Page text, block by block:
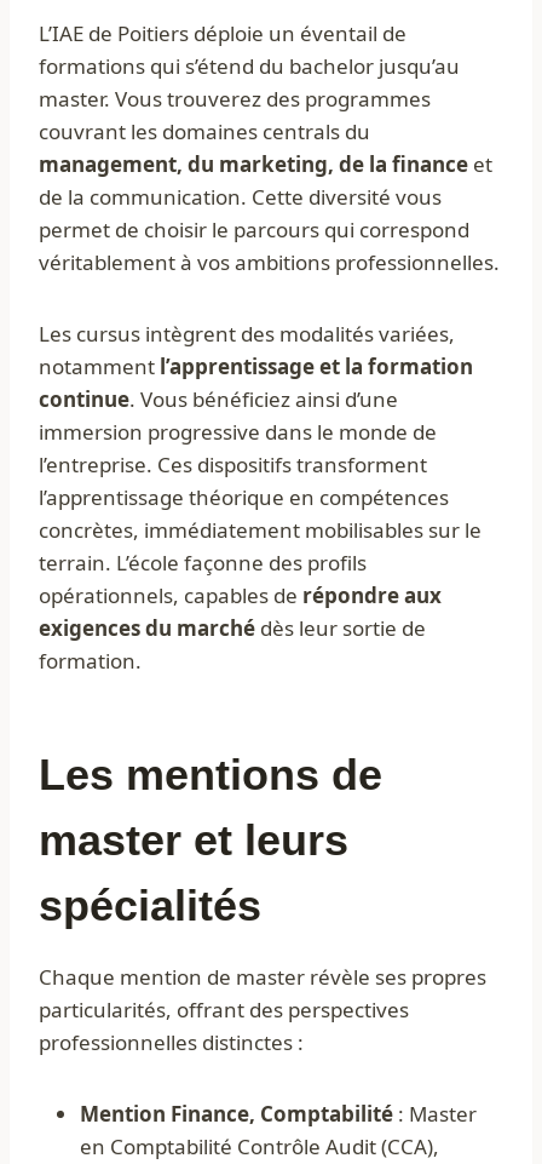
L’IAE de Poitiers déploie un éventail de
formations qui s’étend du bachelor jusqu’au
master. Vous trouverez des programmes
couvrant les domaines centrals du
management, du marketing, de la finance et
de la communication. Cette diversité vous
permet de choisir le parcours qui correspond
véritablement à vos ambitions professionnelles.
Les cursus intègrent des modalités variées,
notamment l’apprentissage et la formation
continue. Vous bénéficiez ainsi d’une
immersion progressive dans le monde de
l’entreprise. Ces dispositifs transforment
l’apprentissage théorique en compétences
concrètes, immédiatement mobilisables sur le
terrain. L’école façonne des profils
opérationnels, capables de répondre aux
exigences du marché dès leur sortie de
formation.
Les mentions de
master et leurs
spécialités
Chaque mention de master révèle ses propres
particularités, offrant des perspectives
professionnelles distinctes :
Mention Finance, Comptabilité : Master
en Comptabilité Contrôle Audit (CCA),